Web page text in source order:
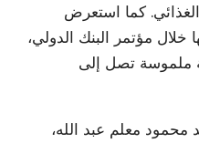
الغذائي. كما استعرض
خلال مؤتمر البنك الدولي،
ملموسة تصل إلى
محمود معلم عبد الله،